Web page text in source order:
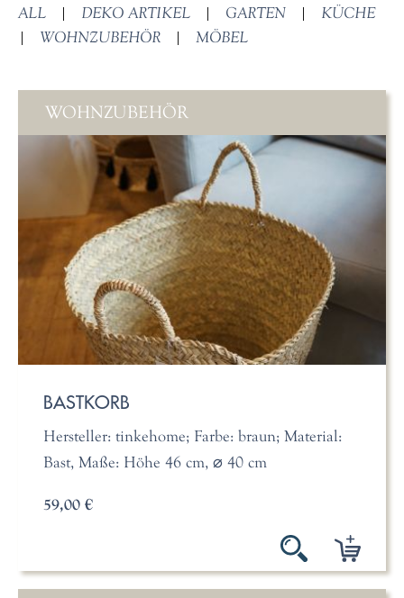
ALL | DEKO ARTIKEL | GARTEN |
KÜCHE
|
WOHNZUBEHÖR | MÖBEL
WOHNZUBEHÖR
BASTKORB
Hersteller: tinkehome; Farbe: braun; Material:
Bast, Maße: Höhe 46 cm, ⌀ 40 cm
59,00 €